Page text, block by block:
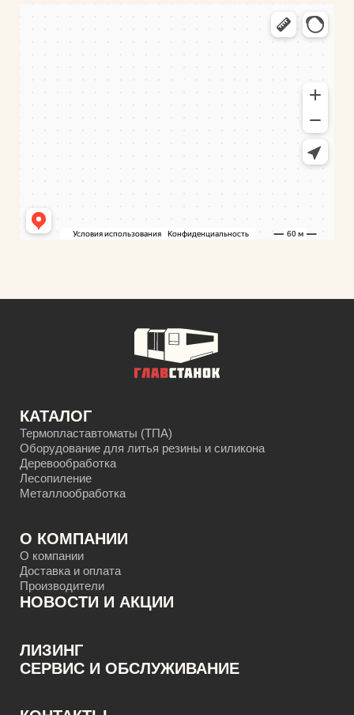
КАТАЛОГ
Термопластавтоматы (ТПА)
Оборудование для литья резины и силикона
Деревообработка
Лесопиление
Металлообработка
О КОМПАНИИ
О компании
Доставка и оплата
Производители
НОВОСТИ И АКЦИИ
ЛИЗИНГ
CЕРВИС И ОБСЛУЖИВАНИЕ